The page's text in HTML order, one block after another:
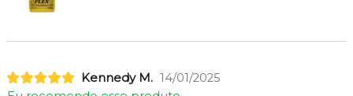
Kennedy M. 14/01/2025